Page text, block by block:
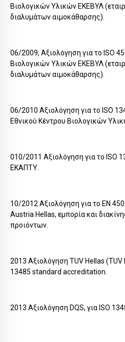
Βιολογικών Υλικών ΕΚΕΒΥΛ
διαλυμάτων αιμοκάθαρσης).
06/2009, Αξιολόγηση για το ISO
Βιολογικών Υλικών ΕΚΕΒΥΛ
διαλυμάτων αιμοκάθαρσης).
06/2010 Αξιολόγηση για το ISO
Εθνικού Κέντρου Βιολογικών
010/2011 Αξιολόγηση για το ISO
ΕΚΑΠΤΥ.
10/2012 Αξιολόγηση για το ΕΝ
Austria Hellas, εμπορία και
προιόντων.
2013 Αξιολόγηση TUV Hellas (TUV
13485 standard accreditation.
2013 Αξιολόγηση DQS, για ISO